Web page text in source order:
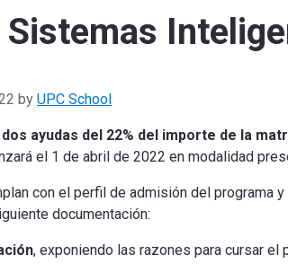
by UPC School
dos ayudas del 22% del importe de la
el 1 de abril de 2022 en modalidad
con el perfil de admisión del programa
documentación:
, exponiendo las razones para cursar